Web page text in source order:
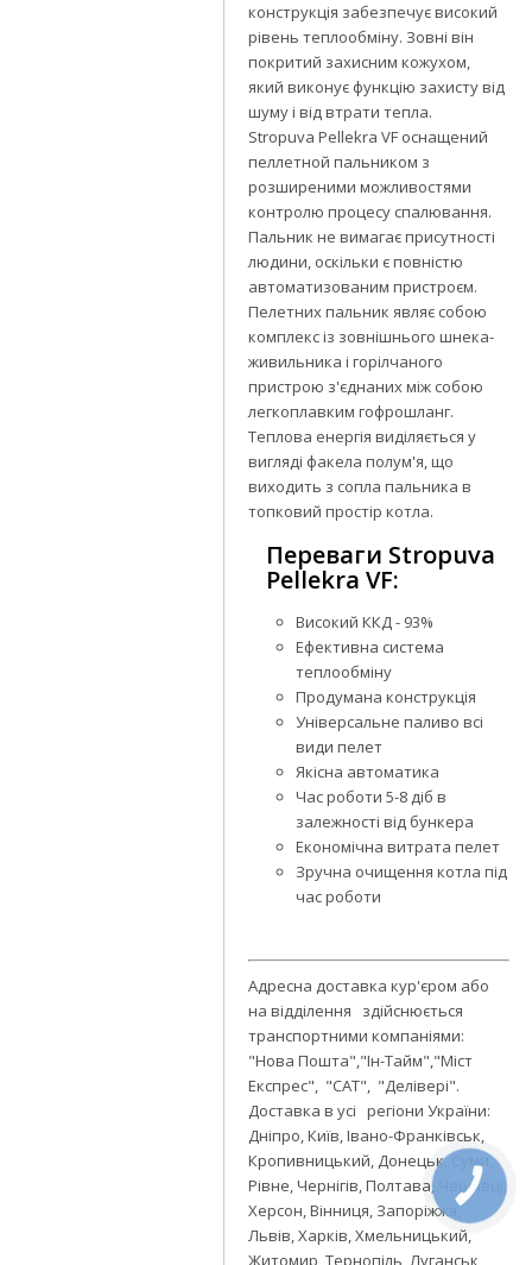
конструкція забезпечує високий
рівень теплообміну. Зовні він
покритий захисним кожухом,
який виконує функцію захисту від
шуму і від втрати тепла.
Stropuva Pellekra VF оснащений
пеллетной пальником з
розширеними можливостями
контролю процесу спалювання.
Пальник не вимагає присутності
людини, оскільки є повністю
автоматизованим пристроєм.
Пелетних пальник являє собою
комплекс із зовнішнього шнека-
живильника і горілчаного
пристрою з'єднаних між собою
легкоплавким гофрошланг.
Теплова енергія виділяється у
вигляді факела полум'я, що
виходить з сопла пальника в
топковий простір котла.
Переваги Stropuva
Pellekra VF:
Високий ККД - 93%
Ефективна система
теплообміну
Продумана конструкція
Універсальне паливо всі
види пелет
Якісна автоматика
Час роботи 5-8 діб в
залежності від бункера
Економічна витрата пелет
Зручна очищення котла під
час роботи
Адресна доставка кур'єром або
на відділення здійснюється
транспортними компаніями:
"Нова Пошта","Ін-Тайм","Міст
Експрес", "САТ", "Делівері".
Доставка в усі регіони України:
Дніпро, Київ, Івано-Франківськ,
Кропивницький, Донецьк, Суми,
Рівне, Чернігів, Полтава, Чернівці,
Херсон, Вінниця, Запоріжжя,
Львів, Харків, Хмельницький,
Житомир, Тернопіль, Луганськ,
КНОПКА
СВЯЗИ